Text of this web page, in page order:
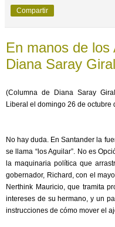
Compartir
En manos de los
Diana Saray
(Columna de Diana Saray
Liberal el domingo 26 de octubre
No hay duda. En Santander la
se llama “los Aguilar”. No es
la maquinaria política que
gobernador, Richard, con el
Nerthink Mauricio, que tramita
intereses de su hermano, y un
instrucciones de cómo mover el